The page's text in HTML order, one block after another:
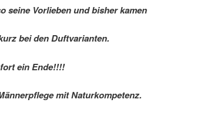
seine Vorlieben und bisher kamen
bei den Duftvarianten.
ein Ende!!!!
mit Naturkompetenz.